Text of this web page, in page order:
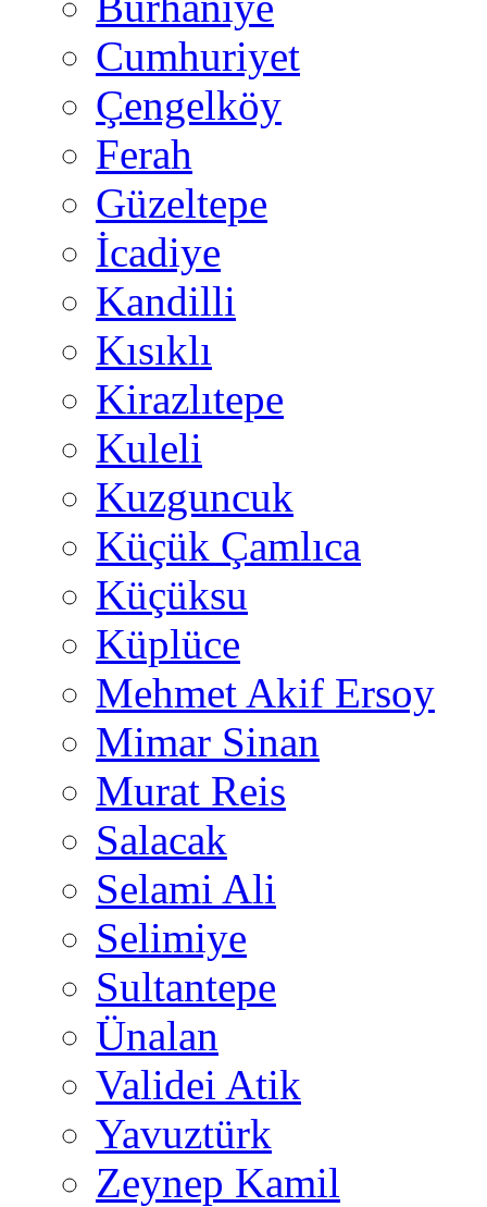
Cumhuriyet
Çengelköy
Ferah
Güzeltepe
İcadiye
Kandilli
Kısıklı
Kirazlıtepe
Kuleli
Kuzguncuk
Küçük Çamlıca
Küçüksu
Küplüce
Mehmet Akif Ersoy
Mimar Sinan
Murat Reis
Salacak
Selami Ali
Selimiye
Sultantepe
Ünalan
Validei Atik
Yavuztürk
Zeynep Kamil